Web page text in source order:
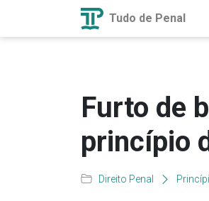
Tudo de Penal
Furto de
princípio
Direito Penal